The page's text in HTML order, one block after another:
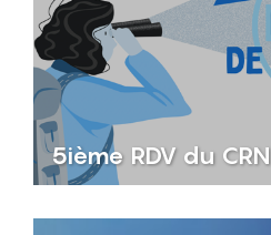
5ième RDV du CRN